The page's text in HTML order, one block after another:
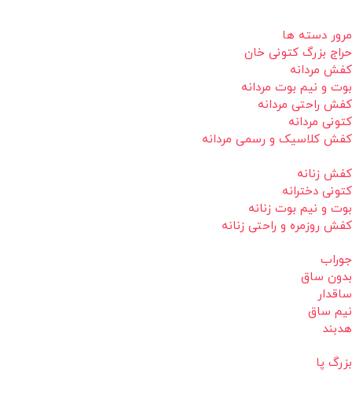
مرور دسته ها
حراج بزرگ کتونی خان
کفش مردانه
بوت و نیم بوت مردانه
کفش راحتی مردانه
کتونی مردانه
کفش کلاسیک و رسمی مردانه
کفش زنانه
کتونی دخترانه
بوت و نیم بوت زنانه
کفش روزمره و راحتی زنانه
جوراب
بدون ساق
ساقدار
نیم ساق
هدبند
بزرگ پا